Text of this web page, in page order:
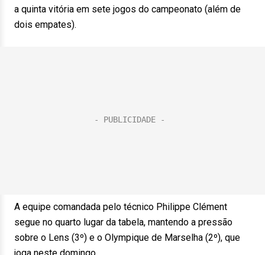
a quinta vitória em sete jogos do campeonato (além de
dois empates).
A equipe comandada pelo técnico Philippe Clément
segue no quarto lugar da tabela, mantendo a pressão
sobre o Lens (3º) e o Olympique de Marselha (2º), que